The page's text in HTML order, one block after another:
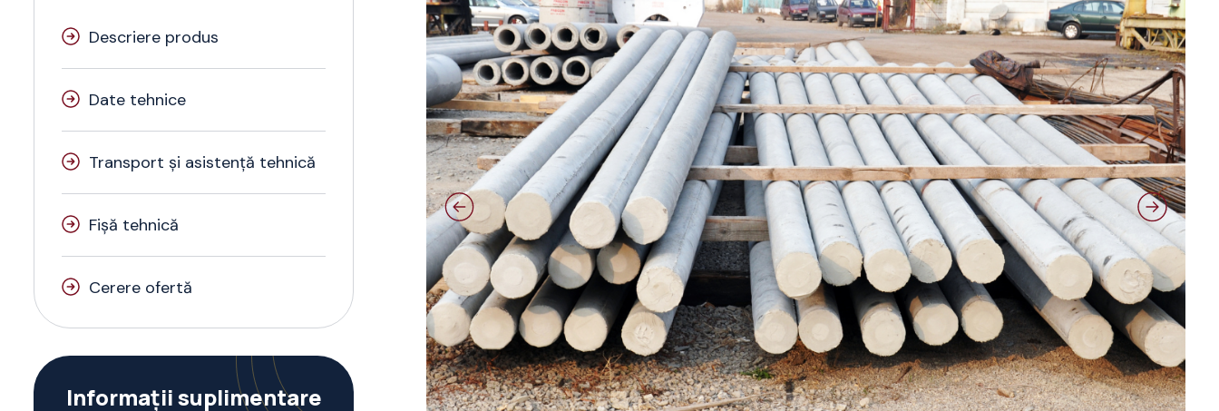
Descriere produs
Date tehnice
Transport și asistență tehnică
Fișă tehnică
Cerere ofertă
Informații suplimentare